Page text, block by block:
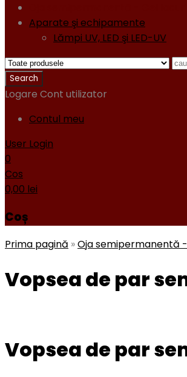
Aparate şi echipamente
Lămpi UV, LED şi LED-UV
Logare Cont utilizator
Contul meu
User Login
0
Cos
0,00 lei
Coș
Prima pagină »Oja semipermanentă
Vopsea de par
Vopsea de par